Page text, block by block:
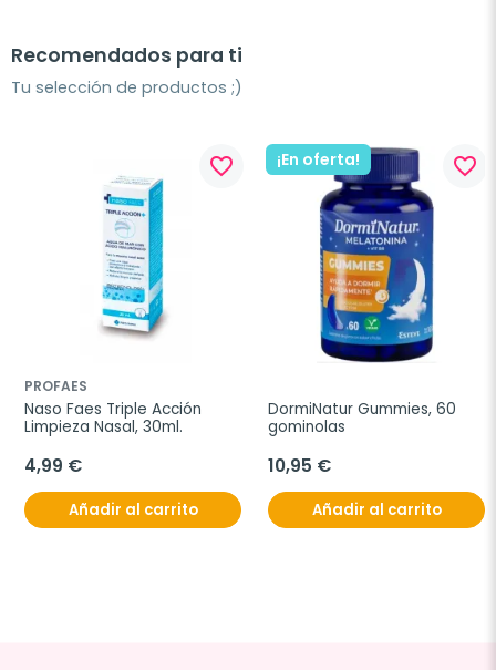
Recomendados para ti
Tu selección de productos ;)
favorite_border
PROFAES
Naso Faes Triple Acción
Limpieza Nasal, 30ml.
4,99 €
Añadir al carrito
¡En oferta! favorite_border
DormiNatur Gummies, 60
gominolas
10,95 €
Añadir al carrito